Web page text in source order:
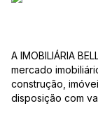
A IMOBILIÁRIA
mercado
construção,
disposição com